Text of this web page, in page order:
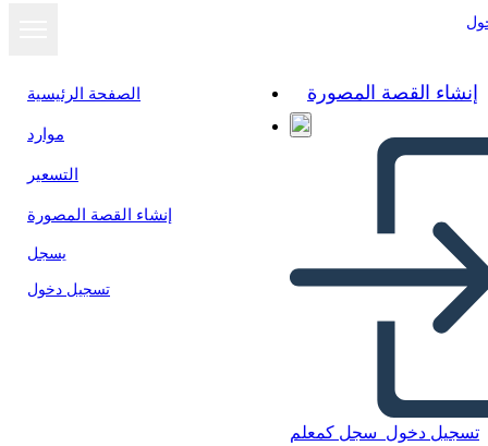
الصفحة الرئيسية
موارد
التسعير
إنشاء القصة المصورة
يسجل
تسجيل دخول
إنشاء القصة المصورة
تسجيل دخول سجل كمعلم